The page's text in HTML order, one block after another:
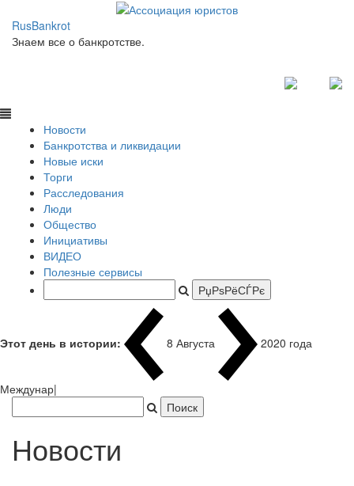
RusBankrot
Знаем все о банкротстве.
Новости
Банкротства и ликвидации
Новые иски
Торги
Расследования
Люди
Общество
Инициативы
ВИДЕО
Полезные сервисы
Этот день в истории: 8 Августа 1937 года
Япония захватила Пекин.
Новости